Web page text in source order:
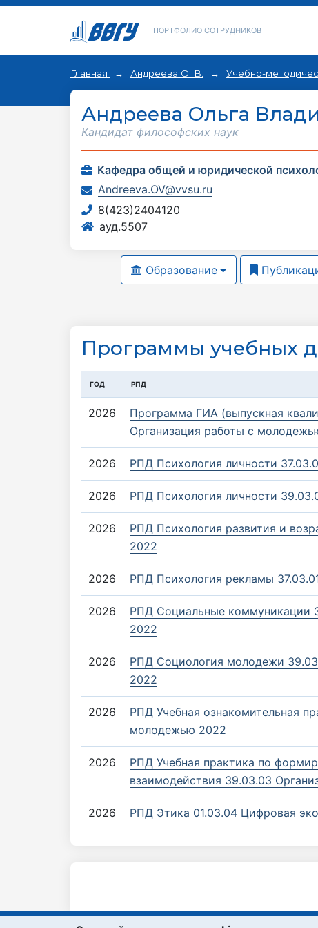
ПОРТФОЛИО СОТРУДНИКОВ
Главная Андреева О. В. Учебно-
Андреева Ольга
Кандидат философских наук
Кафедра общей и юридической
Andreeva.OV@vvsu.ru
8(423)2404120
ауд.5507
Образование
Программы учебных
ГОД РПД
2026
Программа ГИА (выпускная
Организация работы с
2026 РПД Психология личности
2026 РПД Психология личности
2026
РПД Психология развития и
2022
2026 РПД Психология рекламы
2026
РПД Социальные коммуникации
2022
2026
РПД Социология молодежи
2022
2026
РПД Учебная ознакомительная
молодежью 2022
2026
РПД Учебная практика по
взаимодействия 39.03.03
2026 РПД Этика 01.03.04 Цифровая